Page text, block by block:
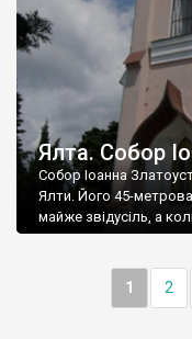
Ялта. Собор
Собор Іоанна
Ялти. Його 45-метрова
майже звідусіль, а
1 2